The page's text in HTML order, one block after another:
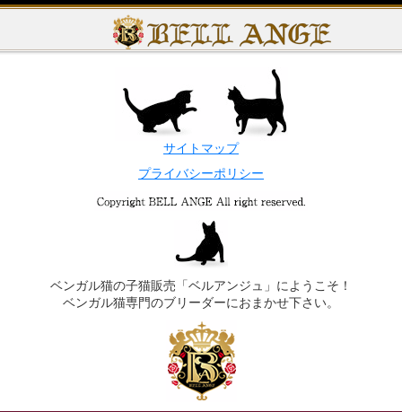
サイトマップ
プライバシーポリシー
ベンガル猫の子猫販売「ベルアンジュ」にようこそ！
ベンガル猫専門のブリーダーにおまかせ下さい。